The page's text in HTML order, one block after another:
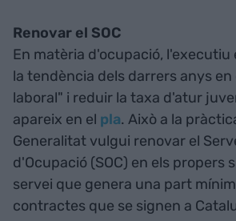
Renovar el SOC
En matèria d'ocupació, l'executiu
la tendència dels darrers anys
laboral" i reduir la taxa d'atur
apareix en el pla. Això a la
Generalitat vulgui renovar el
d'Ocupació (SOC) en els propers
servei que genera una part
contractes que se signen a